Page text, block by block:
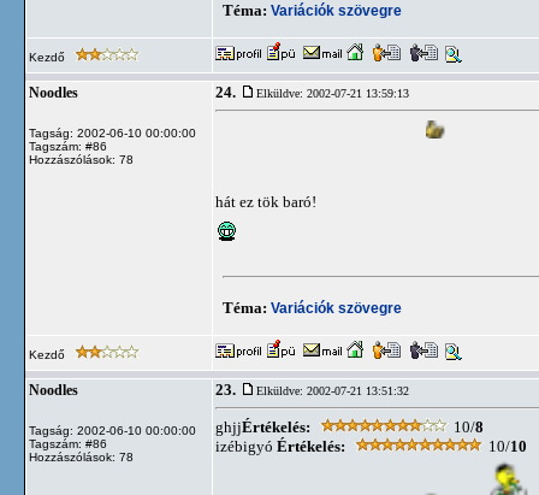
Téma: Variációk szövegre
Kezdő
Noodles
Tagság: 2002-06-10 00:00:00
Tagszám: #86
Hozzászólások: 78
24. Elküldve: 2002-07-21 13:59:13
hát ez tök baró!
Téma: Variációk szövegre
Kezdő
Noodles
Tagság: 2002-06-10 00:00:00
Tagszám: #86
Hozzászólások: 78
23. Elküldve: 2002-07-21 13:51:32
ghjjÉrtékelés: 10/8
izébigyó Értékelés: 10/10